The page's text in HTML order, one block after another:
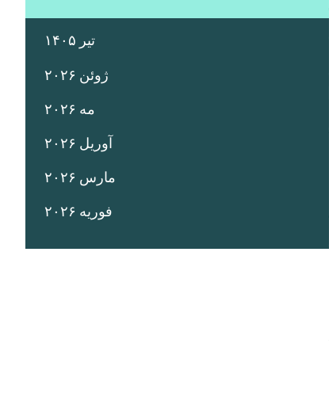
تیر ۱۴۰۵
ژوئن ۲۰۲۶
مه ۲۰۲۶
آوریل ۲۰۲۶
مارس ۲۰۲۶
فوریه ۲۰۲۶